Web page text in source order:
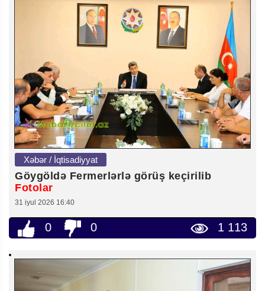
Xəbər / İqtisadiyyat
Göygöldə Fermerlərlə görüş keçirilib
Fotolar
31 iyul 2026 16:40
0 0 1 113